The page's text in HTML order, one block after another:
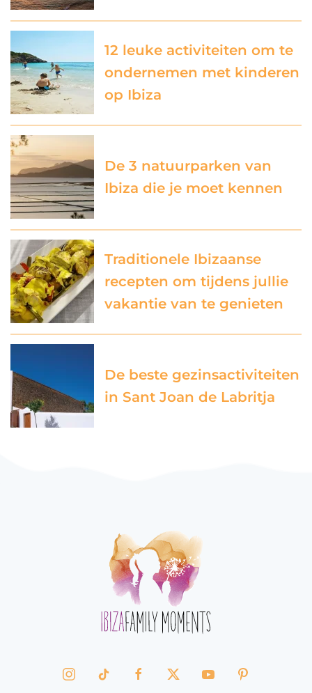
12 leuke activiteiten om te
ondernemen met kinderen
op Ibiza
De 3 natuurparken van
Ibiza die je moet kennen
Traditionele Ibizaanse
recepten om tijdens jullie
vakantie van te genieten
De beste gezinsactiviteiten
in Sant Joan de Labritja